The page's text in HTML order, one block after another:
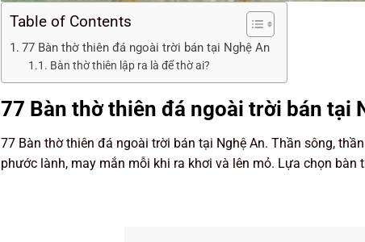
Table of Contents
77 Bàn thờ thiên đá ngoài trời bán tại Nghệ An
Bàn thờ thiên lập ra là để thờ ai?
77 Bàn thờ thiên đá ngoài trời bán tại
77 Bàn thờ thiên đá ngoài trời bán tại Nghệ An. Thần sông,
phước lành, may mắn mỗi khi ra khơi và lên mỏ. Lựa chọn bàn